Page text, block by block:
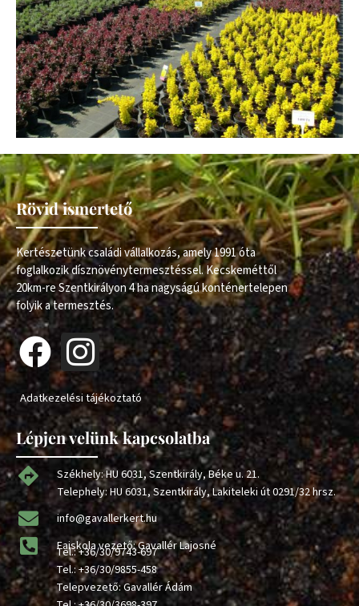
Rövid ismertető
Kertészetünk családi vállalkozás, amely 1991 óta
foglalkozik dísznövénytermesztéssel. Kecskeméttől
20km-re Szentkirályon 4 ha nagyságú konténertelepen
folyik a termesztés.
Adatkezelési tájékoztató
Lépjen velünk kapcsolatba
Székhely: HU 6031, Szentkirály, Béke u. 21.
Telephely: HU 6031, Szentkirály, Lakiteleki út 0291/32 hrsz.
info@gavallerkert.hu
Faiskola vezető: Gavallér Lajosné
Tel.:+36/30/9743-697
Tel.:+36/30/9855-458
Telepvezető: Gavallér Ádám